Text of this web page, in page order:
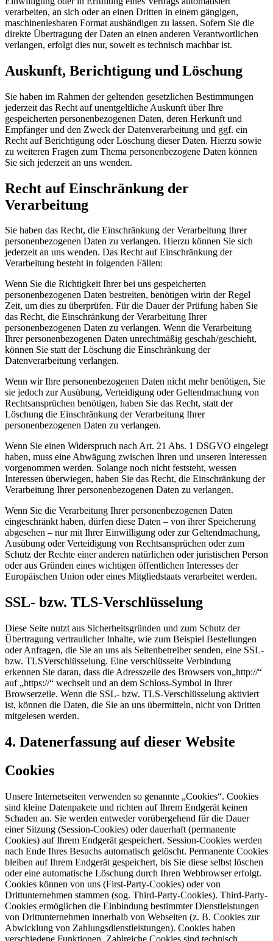
verarbeiten, an sich oder an einen Dritten in einem gängigen,
maschinenlesbaren Format aushändigen zu lassen. Sofern Sie die
direkte Übertragung der Daten an einen anderen Verantwortlichen
verlangen, erfolgt dies nur, soweit es technisch machbar ist.
Auskunft, Berichtigung und Löschung
Sie haben im Rahmen der geltenden gesetzlichen Bestimmungen
jederzeit das Recht auf unentgeltliche Auskunft über Ihre
gespeicherten personenbezogenen Daten, deren Herkunft und
Empfänger und den Zweck der Datenverarbeitung und ggf. ein
Recht auf Berichtigung oder Löschung dieser Daten. Hierzu sowie
zu weiteren Fragen zum Thema personenbezogene Daten können
Sie sich jederzeit an uns wenden.
Recht auf Einschränkung der
Verarbeitung
Sie haben das Recht, die Einschränkung der Verarbeitung Ihrer
personenbezogenen Daten zu verlangen. Hierzu können Sie sich
jederzeit an uns wenden. Das Recht auf Einschränkung der
Verarbeitung besteht in folgenden Fällen:
Wenn Sie die Richtigkeit Ihrer bei uns gespeicherten
personenbezogenen Daten bestreiten, benötigen wirin der Regel
Zeit, um dies zu überprüfen. Für die Dauer der Prüfung haben Sie
das Recht, die Einschränkung der Verarbeitung Ihrer
personenbezogenen Daten zu verlangen. Wenn die Verarbeitung
Ihrer personenbezogenen Daten unrechtmäßig geschah/geschieht,
können Sie statt der Löschung die Einschränkung der
Datenverarbeitung verlangen.
Wenn wir Ihre personenbezogenen Daten nicht mehr benötigen, Sie
sie jedoch zur Ausübung, Verteidigung oder Geltendmachung von
Rechtsansprüchen benötigen, haben Sie das Recht, statt der
Löschung die Einschränkung der Verarbeitung Ihrer
personenbezogenen Daten zu verlangen.
Wenn Sie einen Widerspruch nach Art. 21 Abs. 1 DSGVO eingelegt
haben, muss eine Abwägung zwischen Ihren und unseren Interessen
vorgenommen werden. Solange noch nicht feststeht, wessen
Interessen überwiegen, haben Sie das Recht, die Einschränkung der
Verarbeitung Ihrer personenbezogenen Daten zu verlangen.
Wenn Sie die Verarbeitung Ihrer personenbezogenen Daten
eingeschränkt haben, dürfen diese Daten – von ihrer Speicherung
abgesehen – nur mit Ihrer Einwilligung oder zur Geltendmachung,
Ausübung oder Verteidigung von Rechtsansprüchen oder zum
Schutz der Rechte einer anderen natürlichen oder juristischen Person
oder aus Gründen eines wichtigen öffentlichen Interesses der
Europäischen Union oder eines Mitgliedstaats verarbeitet werden.
SSL- bzw. TLS-Verschlüsselung
Diese Seite nutzt aus Sicherheitsgründen und zum Schutz der
Übertragung vertraulicher Inhalte, wie zum Beispiel Bestellungen
oder Anfragen, die Sie an uns als Seitenbetreiber senden, eine SSL-
bzw. TLSVerschlüsselung. Eine verschlüsselte Verbindung
erkennen Sie daran, dass die Adresszeile des Browsers von„http://“
auf „https://“ wechselt und an dem Schloss-Symbol in Ihrer
Browserzeile. Wenn die SSL- bzw. TLS-Verschlüsselung aktiviert
ist, können die Daten, die Sie an uns übermitteln, nicht von Dritten
mitgelesen werden.
4. Datenerfassung auf dieser Website
Cookies
Unsere Internetseiten verwenden so genannte „Cookies“. Cookies
sind kleine Datenpakete und richten auf Ihrem Endgerät keinen
Schaden an. Sie werden entweder vorübergehend für die Dauer
einer Sitzung (Session-Cookies) oder dauerhaft (permanente
Cookies) auf Ihrem Endgerät gespeichert. Session-Cookies werden
nach Ende Ihres Besuchs automatisch gelöscht. Permanente Cookies
bleiben auf Ihrem Endgerät gespeichert, bis Sie diese selbst löschen
oder eine automatische Löschung durch Ihren Webbrowser erfolgt.
Cookies können von uns (First-Party-Cookies) oder von
Drittunternehmen stammen (sog. Third-Party-Cookies). Third-Party-
Cookies ermöglichen die Einbindung bestimmter Dienstleistungen
von Drittunternehmen innerhalb von Webseiten (z. B. Cookies zur
Abwicklung von Zahlungsdienstleistungen). Cookies haben
verschiedene Funktionen. Zahlreiche Cookies sind technisch